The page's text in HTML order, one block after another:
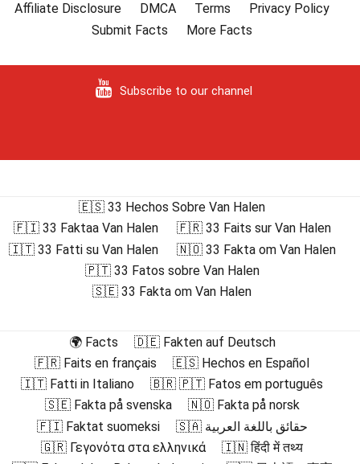
Affiliate Disclosure
DMCA Terms
Privacy Policy
Submit Facts
More Facts
Subscribe to our channel
🇪🇸 33 Hechos Sobre Van Halen
🇫🇮 33 Faktaa Van Halen
🇫🇷 33 Faits sur Van Halen
🇮🇹 33 Fatti su Van Halen
🇳🇴 33 Fakta om Van Halen
🇵🇹 33 Fatos sobre Van Halen
🇸🇪 33 Fakta om Van Halen
🌍 Facts
🇩🇪 Fakten auf Deutsch
🇫🇷 Faits en français
🇪🇸 Hechos en Español
🇮🇹 Fatti in Italiano
🇧🇷 🇵🇹 Fatos em português
🇸🇪 Fakta på svenska
🇳🇴 Fakta på norsk
🇫🇮 Faktat suomeksi
🇸🇦 حقائق باللغة العربية
🇬🇷 Γεγονότα στα ελληνικά
🇮🇳 हिंदी में तथ्य